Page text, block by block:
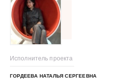
Исполнитель проекта
ГОРДЕЕВА НАТАЛЬЯ СЕРГЕЕВНА